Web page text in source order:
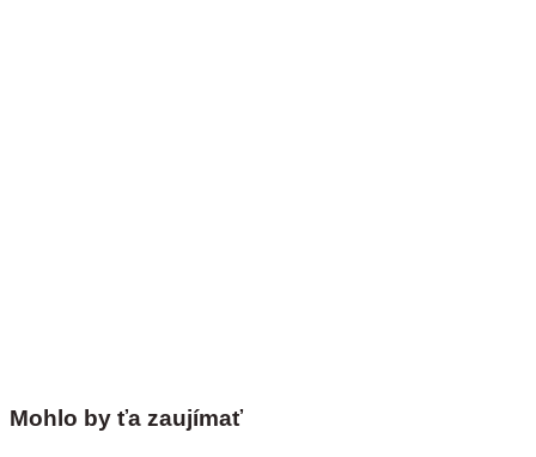
Mohlo by ťa zaujímať